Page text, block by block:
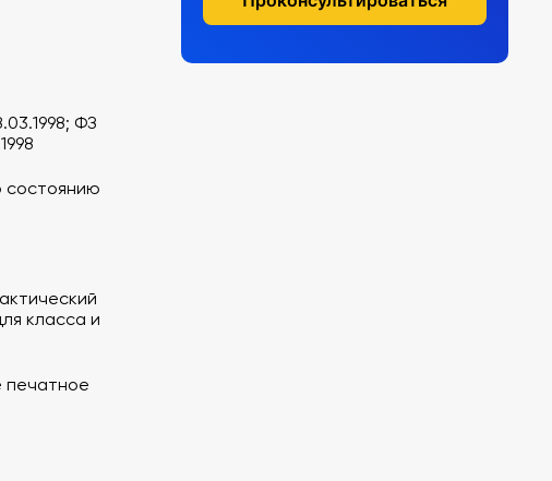
ФЗ
состоянию
класса и
печатное